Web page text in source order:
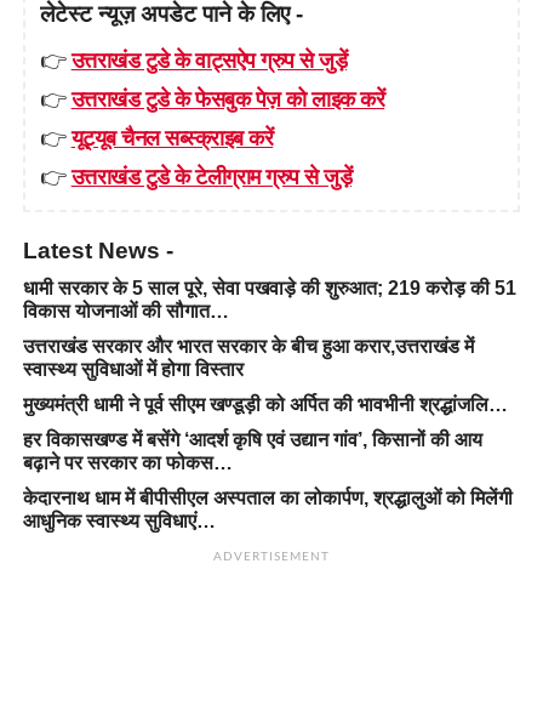
लेटेस्ट न्यूज़ अपडेट पाने के लिए -
👉उत्तराखंड टुडे के वाट्सऐप ग्रुप से जुड़ें
👉उत्तराखंड टुडे के फेसबुक पेज़ को लाइक करें
👉यूट्यूब चैनल सब्स्क्राइब करें
👉उत्तराखंड टुडे के टेलीग्राम ग्रुप से जुड़ें
Latest News -
धामी सरकार के 5 साल पूरे, सेवा पखवाड़े की शुरुआत; 219 करोड़ की 51
विकास योजनाओं की सौगात…
उत्तराखंड सरकार और भारत सरकार के बीच हुआ करार,उत्तराखंड में
स्वास्थ्य सुविधाओं में होगा विस्तार
मुख्यमंत्री धामी ने पूर्व सीएम खण्डूड़ी को अर्पित की भावभीनी श्रद्धांजलि…
हर विकासखण्ड में बसेंगे ‘आदर्श कृषि एवं उद्यान गांव’, किसानों की आय
बढ़ाने पर सरकार का फोकस…
केदारनाथ धाम में बीपीसीएल अस्पताल का लोकार्पण, श्रद्धालुओं को मिलेंगी
आधुनिक स्वास्थ्य सुविधाएं…
ADVERTISEMENT